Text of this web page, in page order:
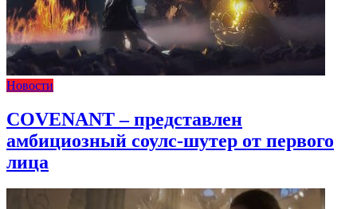
Новости
COVENANT – представлен
амбициозный соулс-шутер от первого
лица